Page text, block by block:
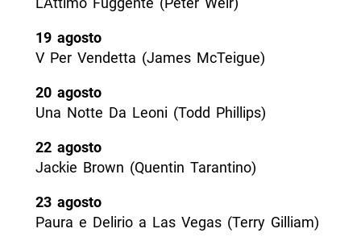
19 agosto
V Per Vendetta (James McTeigue)
20 agosto
Una Notte Da Leoni (Todd Phillips)
22 agosto
Jackie Brown (Quentin Tarantino)
23 agosto
Paura e Delirio a Las Vegas (Terry Gilliam)